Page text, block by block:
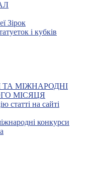
Зірок
і кубків
ТА МІЖНАРОДНІ
МІСЯЦЯ
статті на сайті
конкурси